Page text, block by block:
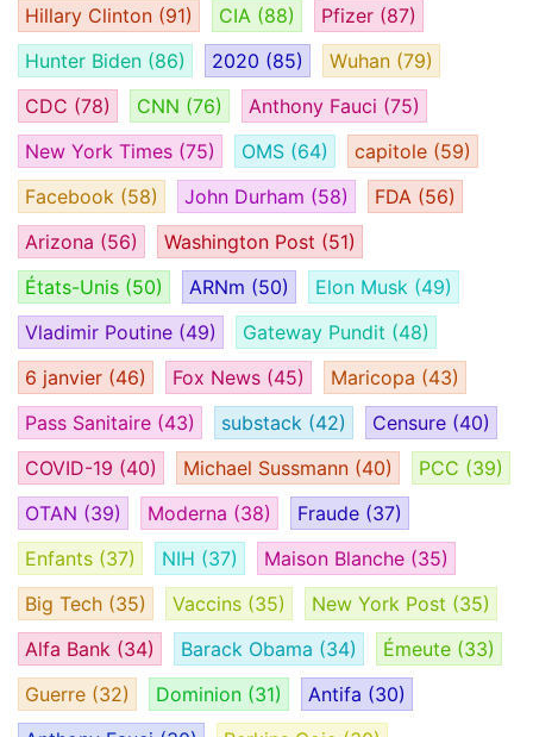
Hillary Clinton (91) CIA (88) Pfizer (87)
Hunter Biden (86) 2020 (85) Wuhan (79)
CDC (78) CNN (76) Anthony Fauci (75)
New York Times (75) OMS (64) capitole (59)
Facebook (58) John Durham (58) FDA (56)
Arizona (56) Washington Post (51)
États-Unis (50) ARNm (50) Elon Musk (49)
Vladimir Poutine (49) Gateway Pundit (48)
6 janvier (46) Fox News (45) Maricopa (43)
Pass Sanitaire (43) substack (42) Censure (40)
COVID-19 (40) Michael Sussmann (40) PCC (39)
OTAN (39) Moderna (38) Fraude (37)
Enfants (37) NIH (37) Maison Blanche (35)
Big Tech (35) Vaccins (35) New York Post (35)
Alfa Bank (34) Barack Obama (34) Émeute (33)
Guerre (32) Dominion (31) Antifa (30)